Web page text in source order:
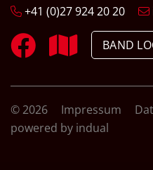
+41 (0)27 924 20 20
BAND
© 2026 Impressum
powered by indual